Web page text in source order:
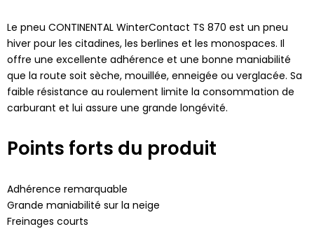
Le pneu CONTINENTAL WinterContact TS 870 est un pneu
hiver pour les citadines, les berlines et les monospaces. Il
offre une excellente adhérence et une bonne maniabilité
que la route soit sèche, mouillée, enneigée ou verglacée. Sa
faible résistance au roulement limite la consommation de
carburant et lui assure une grande longévité.
Points forts du produit
Adhérence remarquable
Grande maniabilité sur la neige
Freinages courts